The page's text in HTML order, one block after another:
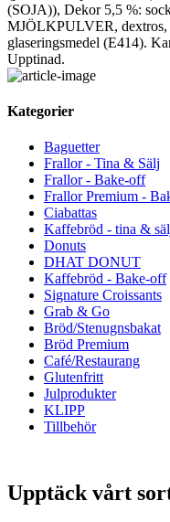
(SOJA)), Dekor 5,5 %:
MJÖLKPULVER, dextros,
glaseringsmedel (E414).
Upptinad.
Kategorier
Baguetter
Frallor - Tina & Sälj
Frallor - Bake-off
Frallor Premium -
Ciabattas
Kaffebröd - tina &
Donuts
DHAT DONUT
Kaffebröd - Bake-off
Signature Croissants
Grab & Go
Bröd/Stenugnsbakat
Bröd Premium
Café/Restaurang
Glutenfritt
Julprodukter
KLIPP
Tillbehör
Upptäck vårt